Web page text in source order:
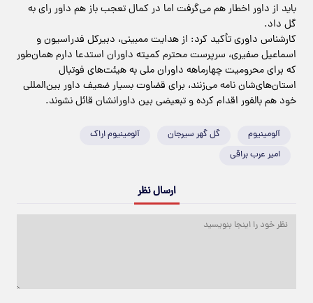
باید از داور اخطار هم می‌گرفت اما در کمال تعجب باز هم داور رای به
گل داد.
کارشناس داوری تأکید کرد: از هدایت ممبینی، دبیرکل فدراسیون و
اسماعیل صفیری، سرپرست محترم کمیته داوران استدعا دارم همان‌طور
که برای محرومیت چهار‌ماهه داوران ملی به هیئت‌های فوتبال
استان‌های‌شان نامه می‌زنند، برای قضاوت بسیار ضعیف داور بین‌المللی
خود هم بالفور اقدام‌ کرده و تبعیضی بین داورانشان قائل نشوند.
آلومینیوم گل گهر سیرجان
آلومینیوم اراک
امیر عرب براقی
ارسال نظر